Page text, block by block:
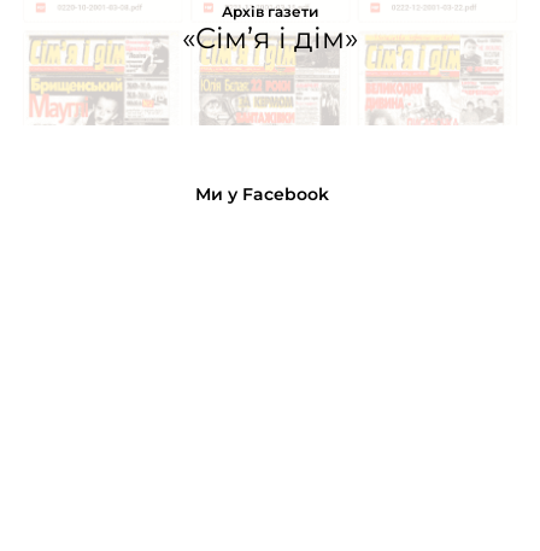
Архів газети
«Сім’я і дім»
Ми у Facebook